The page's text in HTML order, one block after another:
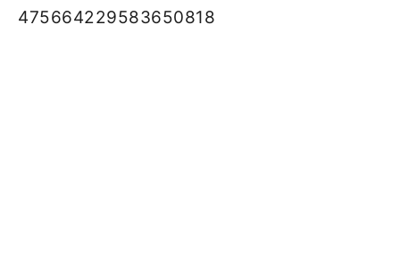
475664229583650818